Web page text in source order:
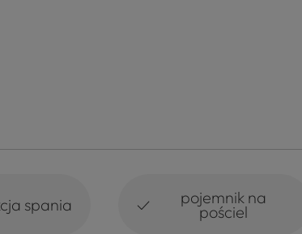
spania ✓ pojemnik na
pościel